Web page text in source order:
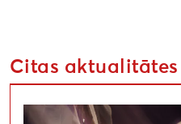
Citas aktualitātes